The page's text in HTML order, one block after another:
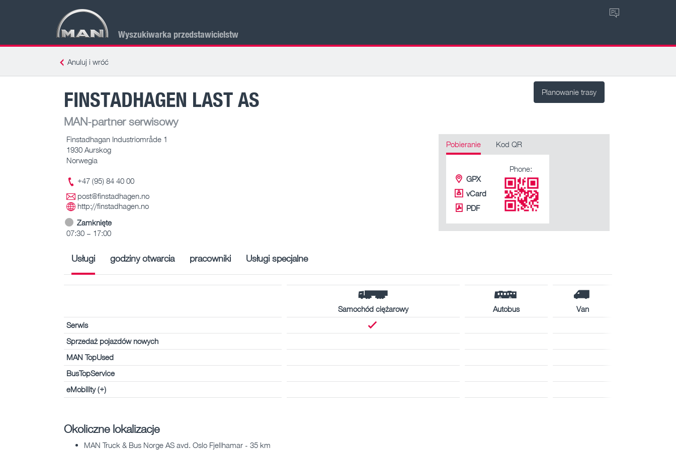
Wyszukiwarka przedstawicielstw
PL
Anuluj i wróć
Planowanie trasy
FINSTADHAGEN LAST AS
MAN-partner serwisowy
Finstadhagan Industriområde 1
1930 Aurskog
Norwegia
+47 (95) 84 40 00
post@finstadhagen.no
http://finstadhagen.no
Zamknięte
07:30 – 17:00
Pobieranie Kod QR
GPX
vCard
PDF
Phone:
Usługi godziny otwarcia pracowniki Usługi specjalne
Samochód ciężarowy Autobus
Van
Serwis
Sprzedaż pojazdów nowych
MAN TopUsed
BusTopService
eMobility (+)
Okoliczne lokalizacje
MAN Truck & Bus Norge AS avd. Oslo Fjellhamar - 35 km